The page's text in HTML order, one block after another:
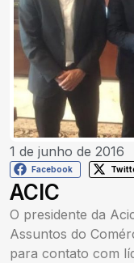
1 de junho de 2016
Facebook
ACIC
O presidente da
Assuntos do
para contato com